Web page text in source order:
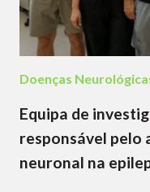
Doenças
Equipa de
responsável pelo
neuronal na